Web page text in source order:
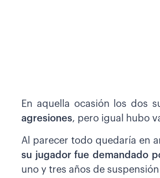
En aquella ocasión los dos
agresiones, pero igual hubo
Al parecer todo quedaría en
su jugador fue demandado
uno y tres años de